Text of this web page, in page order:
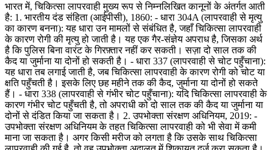
भारत में, चिकित्सा लापरवाही मुख्य रूप से निम्नलिखित कानूनों के अंतर्गत आती
है: 1. भारतीय दंड संहिता (आईपीसी), 1860: - धारा 304A (लापरवाही से मृत्यु
का कारण बनना): यह धारा उन मामलों से संबंधित है, जहाँ चिकित्सा लापरवाही
के कारण रोगी की मृत्यु हो जाती है। यह एक गैर-संज्ञेय अपराध है, जिसका अर्थ
है कि पुलिस बिना वारंट के गिरफ़्तार नहीं कर सकती। सज़ा दो साल तक की
कैद या जुर्माना या दोनों हो सकती है। - धारा 337 (लापरवाही से चोट पहुँचाना):
यह धारा तब लगाई जाती है, जब चिकित्सा लापरवाही के कारण रोगी को चोट या
क्षति पहुँचती है। इसके लिए छह महीने तक की कैद, जुर्माना या दोनों हो सकते
हैं। - धारा 338 (लापरवाही से गंभीर चोट पहुँचाना): यदि चिकित्सा लापरवाही के
कारण गंभीर चोट पहुँचती है, तो अपराधी को दो साल तक की कैद या जुर्माना या
दोनों से दंडित किया जा सकता है। 2. उपभोक्ता संरक्षण अधिनियम, 2019: -
उपभोक्ता संरक्षण अधिनियम के तहत चिकित्सा लापरवाही को भी सेवा में कमी
माना जा सकता है। अगर किसी मरीज को लगता है कि उसके साथ चिकित्सा